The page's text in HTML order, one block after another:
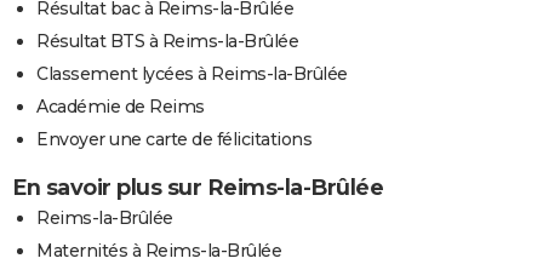
Résultat bac à Reims-la-Brûlée
Résultat BTS à Reims-la-Brûlée
Classement lycées à Reims-la-Brûlée
Académie de Reims
Envoyer une carte de félicitations
En savoir plus sur Reims-la-Brûlée
Reims-la-Brûlée
Maternités à Reims-la-Brûlée